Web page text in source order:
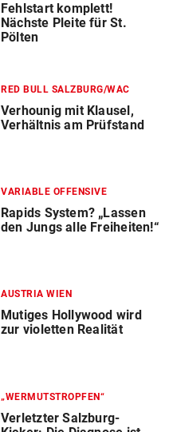
Fehlstart komplett!
Nächste Pleite für St.
Pölten
RED BULL SALZBURG/WAC
Verhounig mit Klausel,
Verhältnis am Prüfstand
VARIABLE OFFENSIVE
Rapids System? „Lassen
den Jungs alle Freiheiten!“
AUSTRIA WIEN
Mutiges Hollywood wird
zur violetten Realität
„WERMUTSTROPFEN“
Verletzter Salzburg-